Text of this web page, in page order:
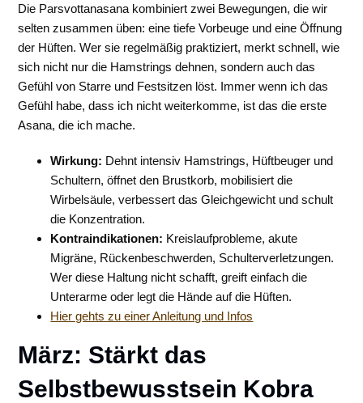
Die Parsvottanasana kombiniert zwei Bewegungen, die wir
selten zusammen üben: eine tiefe Vorbeuge und eine Öffnung
der Hüften. Wer sie regelmäßig praktiziert, merkt schnell, wie
sich nicht nur die Hamstrings dehnen, sondern auch das
Gefühl von Starre und Festsitzen löst. Immer wenn ich das
Gefühl habe, dass ich nicht weiterkomme, ist das die erste
Asana, die ich mache.
Wirkung: Dehnt intensiv Hamstrings, Hüftbeuger und
Schultern, öffnet den Brustkorb, mobilisiert die
Wirbelsäule, verbessert das Gleichgewicht und schult
die Konzentration.
Kontraindikationen: Kreislaufprobleme, akute
Migräne, Rückenbeschwerden, Schulterverletzungen.
Wer diese Haltung nicht schafft, greift einfach die
Unterarme oder legt die Hände auf die Hüften.
Hier gehts zu einer Anleitung und Infos
März: Stärkt das
Selbstbewusstsein Kobra